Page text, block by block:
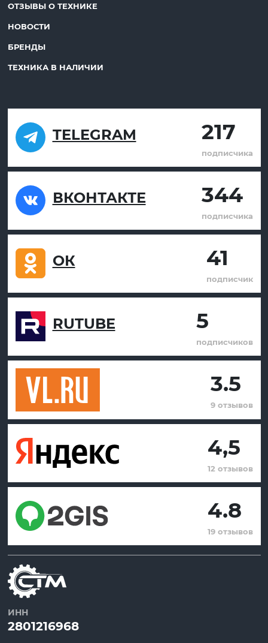
ОТЗЫВЫ О ТЕХНИКЕ
НОВОСТИ
БРЕНДЫ
ТЕХНИКА В НАЛИЧИИ
TELEGRAM 217
подписчика
ВКОНТАКТЕ 344
подписчика
ОК 41
подписчик
RUTUBE 5
подписчиков
3.5
9 отзывов
4,5
12 отзывов
4.8
19 отзывов
ИНН
2801216968